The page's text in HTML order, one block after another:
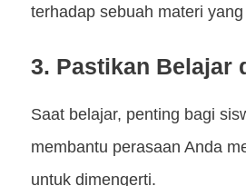
terhadap sebuah materi
3. Pastikan Belajar
Saat belajar, penting bagi
membantu perasaan Anda
untuk dimengerti.